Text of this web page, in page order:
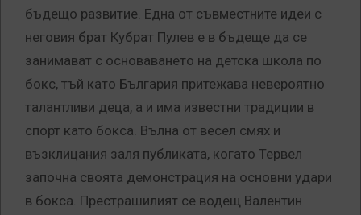
бъдещо развитие. Една от съвместните идеи с
неговия брат Кубрат Пулев е в бъдеще да се
занимават с основаването на детска школа по
бокс, тъй като България притежава невероятно
талантливи деца, а и има известни традиции в
спорт като бокса. Вълна от весел смях и
възклицания заля публиката, когато Тервел
започна своята демонстрация на основни удари
в бокса. Престрашилият се водещ Валентин